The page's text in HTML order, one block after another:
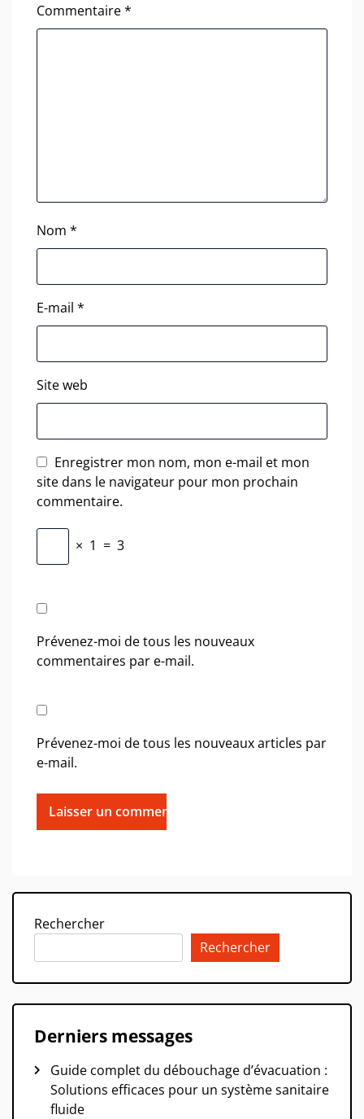
Commentaire*
Nom *
E-mail *
Site web
Enregistrer mon nom, mon e-mail et mon
site dans le navigateur pour mon prochain
commentaire.
× 1 = 3
Prévenez-moi de tous les nouveaux
commentaires par e-mail.
Prévenez-moi de tous les nouveaux articles par
e-mail.
Rechercher
Rechercher
Derniers messages
Guide complet du débouchage d’évacuation :
Solutions efficaces pour un système sanitaire
fluide